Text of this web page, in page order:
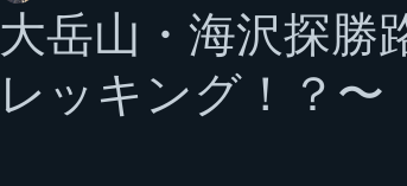
丹沢 茨城の山 静岡方面の山 四国
大岳山・海沢探勝
レッキング！？〜